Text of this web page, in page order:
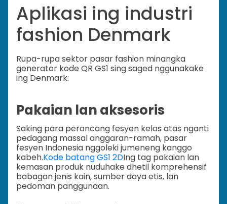
Aplikasi ing industri
fashion Denmark
Rupa-rupa sektor pasar fashion minangka
generator kode QR GS1 sing saged nggunakake
ing Denmark:
Pakaian lan aksesoris
Saking para perancang fesyen kelas atas nganti
pedagang massal anggaran-ramah, pasar
fesyen Indonesia nggoleki jumeneng kanggo
kabeh.Kode batang GS1 2DIng tag pakaian lan
kemasan produk nuduhake dhetil komprehensif
babagan jenis kain, sumber daya etis, lan
pedoman panggunaan.